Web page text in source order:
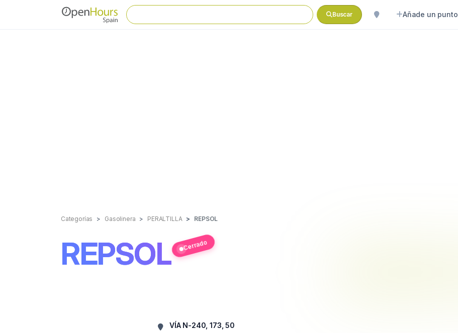
Buscar Añade un punto
Categorías Gasolinera PERALTILLA REPSOL
REPSOL Cerrado
VÍA N-240, 173, 50